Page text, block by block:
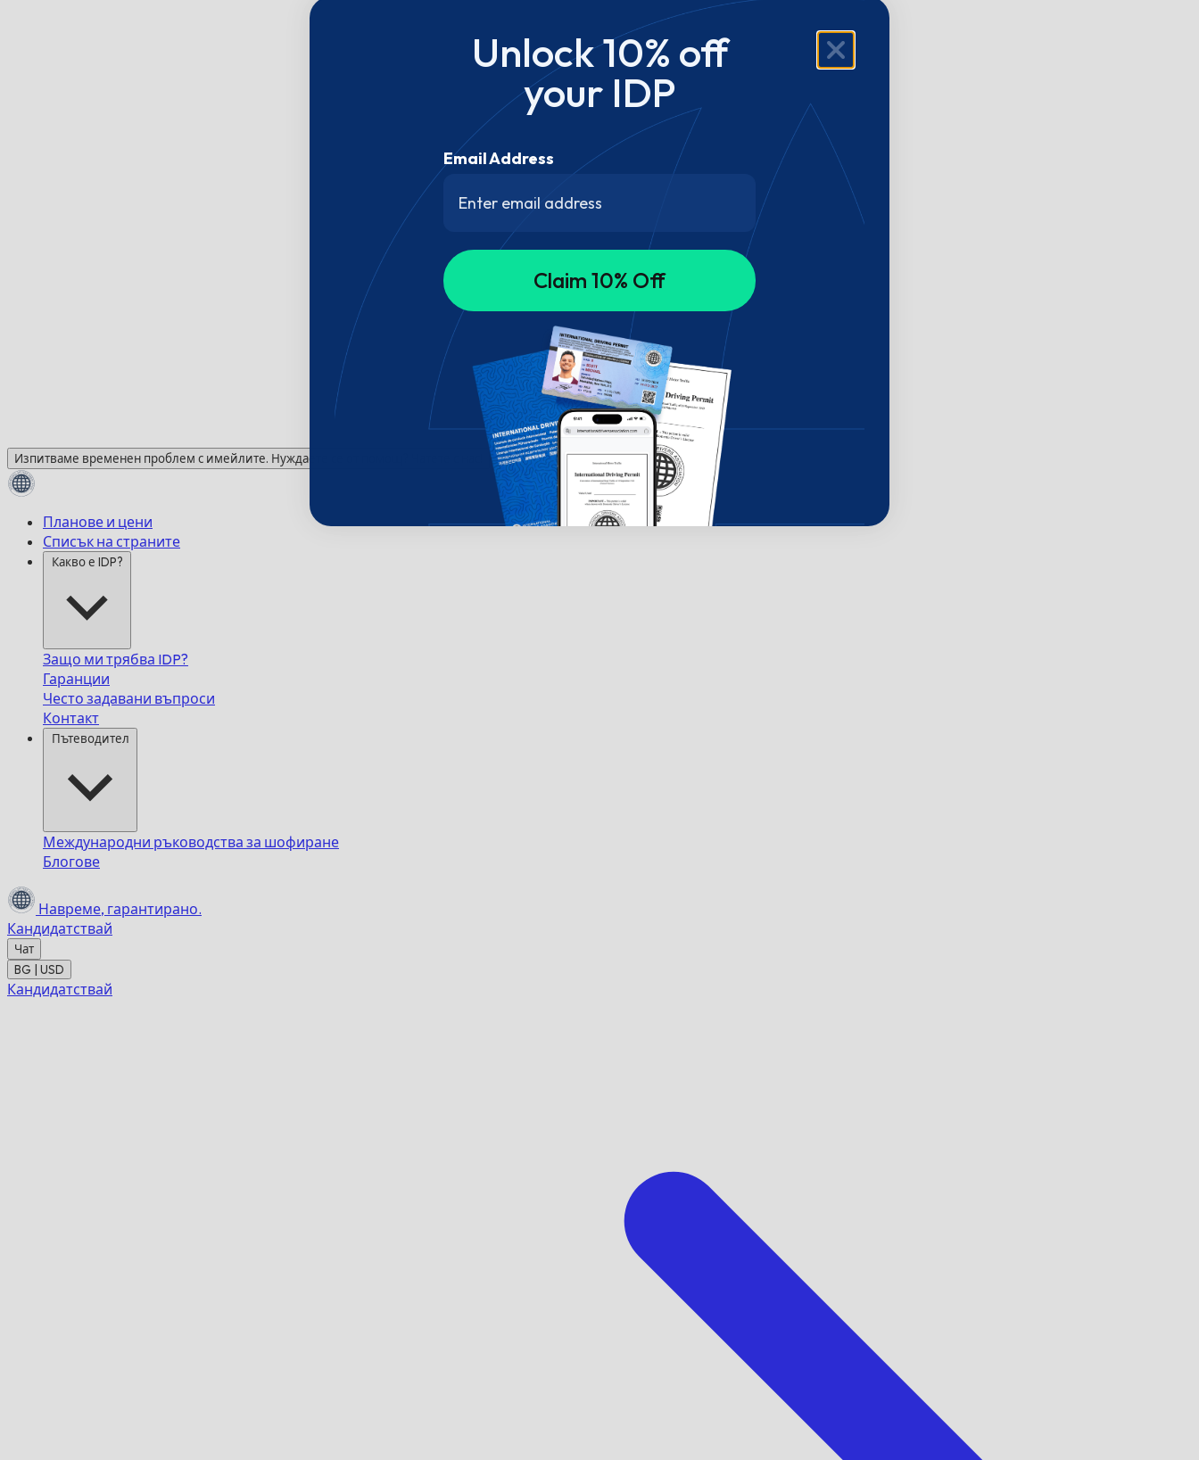
Изпитваме временен проблем с имейлите. Нуждаете се от помощ? Чатете с нас!
Планове и цени
Списък на страните
Какво е IDP?
Защо ми трябва IDP?
Гаранции
Често задавани въпроси
Контакт
Пътеводител
Международни ръководства за шофиране
Блогове
Навреме, гарантирано.
Кандидатствай
Чат
BG | USD
Кандидатствай
Unlock 10% off
your IDP
Email Address
Claim 10% Off